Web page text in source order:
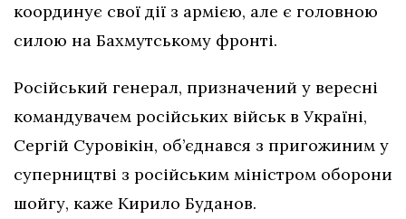
координує свої дії з армією, але є головною
силою на Бахмутському фронті.
Російський генерал, призначений у вересні
командувачем російських військ в Україні,
Сергій Суровікін, об’єднався з пригожиним у
суперництві з російським міністром оборони
шойгу, каже Кирило Буданов.